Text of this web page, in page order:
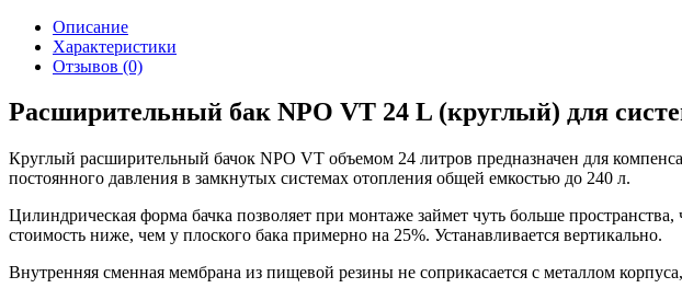
Описание
Характеристики
Отзывов (0)
Расширительный бак NPO VT 24 L (круглый) для
Круглый расширительный бачок NPO VT объемом 24 литров предназначен для
постоянного давления в замкнутых системах отопления общей емкостью до 240 л.
Цилиндрическая форма бачка позволяет при монтаже займет чуть больше
стоимость ниже, чем у плоского бака примерно на 25%. Устанавливается вертикально.
Внутренняя сменная мембрана из пищевой резины не соприкасается с металлом